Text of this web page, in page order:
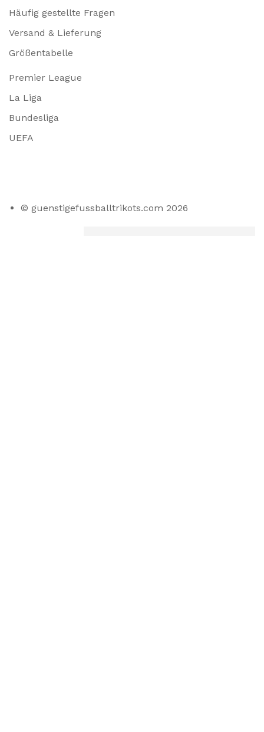
Häufig gestellte Fragen
Versand & Lieferung
Größentabelle
Premier League
La Liga
Bundesliga
UEFA
© guenstigefussballtrikots.com 2026